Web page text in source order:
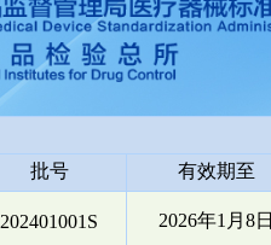
批号 有效期至
202401001S 2026年1月8日